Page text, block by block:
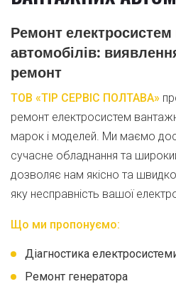
Ремонт
автомобілів:
ремонт
ТОВ «ТІР СЕРВІС ПОЛТАВА»
ремонт електросистем
марок і моделей. Ми маємо
сучасне обладнання та
дозволяє нам якісно та
яку несправність вашої
Що ми пропонуємо:
Діагностика
Ремонт генератора